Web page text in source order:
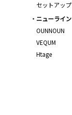
セットアップ
ニューライン
OUNNOUN
VEQUM
Htage